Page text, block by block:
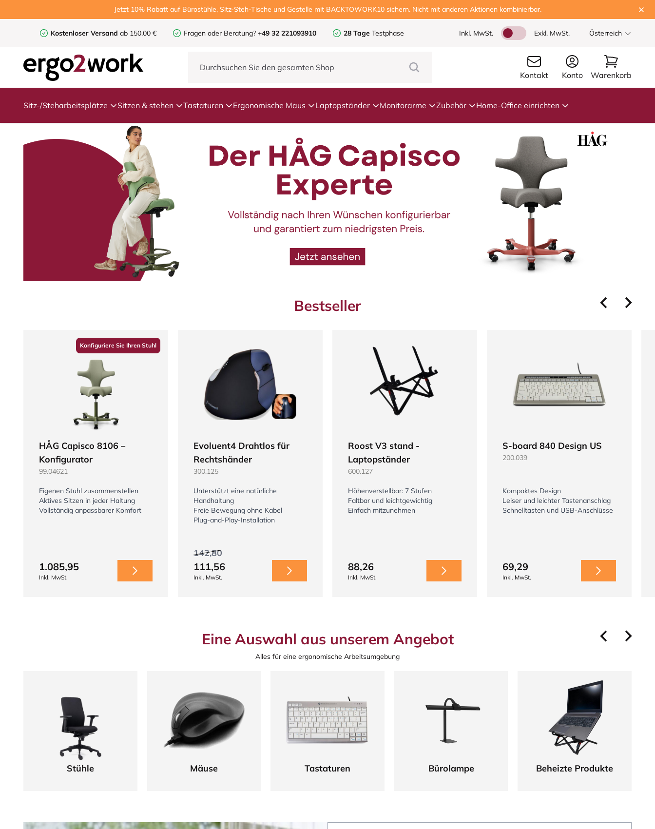
Jetzt 10% Rabatt auf Bürostühle, Sitz-Steh-Tische und Gestelle mit BACKTOWORK10 sichern. Nicht mit anderen Aktionen kombinierbar.
Kostenloser Versand ab 150,00 € Fragen oder Beratung? +49 32 221093910 28 Tage Testphase Inkl. MwSt. Exkl. MwSt. Österreich
Kontakt Konto Warenkorb
Sitz-/Steharbeitsplätze Sitzen & stehen Tastaturen Ergonomische Maus Laptopständer Monitorarme Zubehör Home-Office einrichten
Bestseller
Konfiguriere Sie Ihren Stuhl
HÅG Capisco 8106 –
Konfigurator
99.04621
Eigenen Stuhl zusammenstellen
Aktives Sitzen in jeder Haltung
Vollständig anpassbarer Komfort
1.085,95
Inkl. MwSt.
Evoluent4 Drahtlos für
Rechtshänder
300.125
Unterstützt eine natürliche
Handhaltung
Freie Bewegung ohne Kabel
Plug-and-Play-Installation
142,80
111,56
Inkl. MwSt.
Roost V3 stand -
Laptopständer
600.127
Höhenverstellbar: 7 Stufen
Faltbar und leichtgewichtig
Einfach mitzunehmen
88,26
Inkl. MwSt.
S-board 840 Design US
200.039
Kompaktes Design
Leiser und leichter Tastenanschlag
Schnelltasten und USB-Anschlüsse
69,29
Inkl. MwSt.
Eine Auswahl aus unserem Angebot
Alles für eine ergonomische Arbeitsumgebung
Stühle Mäuse Tastaturen Bürolampe Beheizte Produkte